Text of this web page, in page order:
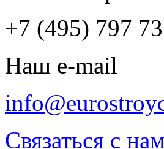
+7 (495) 797
Наш e-mail
Связаться с